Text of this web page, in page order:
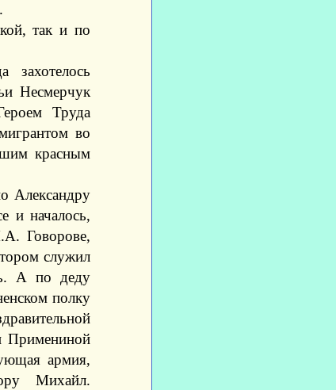
так и по
Несмерчук
Труда
во
красным
Александру
и началось,
Говорове,
служил
А по деду
полку
Примениной
армия,
Михайл.